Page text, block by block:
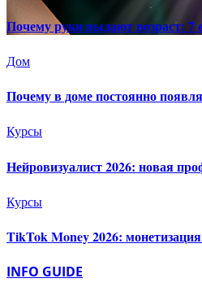
Почему руки выдают возраст:
Дом
Почему в доме постоянно
Курсы
Нейровизуалист 2026: новая
Курсы
TikTok Money 2026:
INFO GUIDE